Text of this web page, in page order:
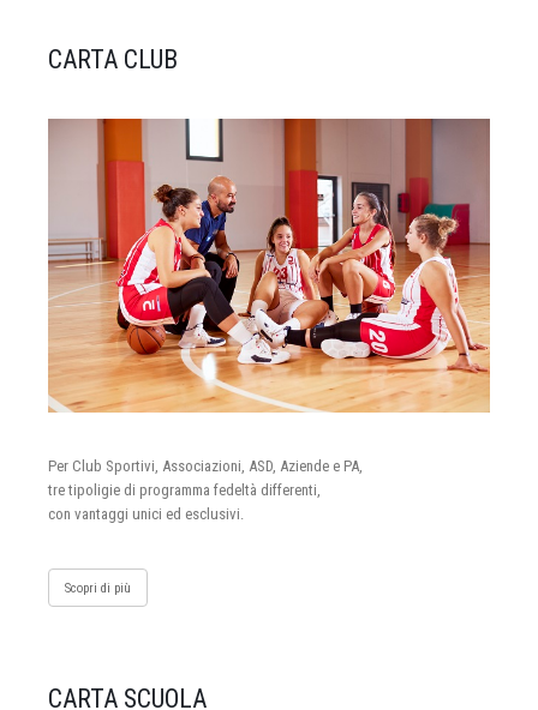
CARTA CLUB
Per Club Sportivi, Associazioni, ASD, Aziende e PA,
tre tipoligie di programma fedeltà differenti,
con vantaggi unici ed esclusivi.
Scopri di più
CARTA SCUOLA